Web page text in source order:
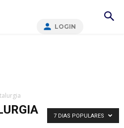
LOGIN
7 DIAS POPULARES